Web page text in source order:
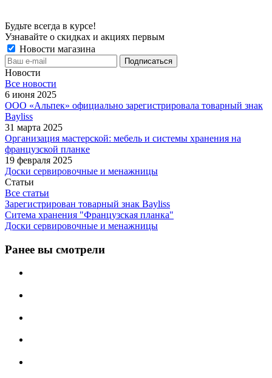
Будьте всегда в курсе!
Узнавайте о скидках и акциях первым
Новости магазина
Новости
Все новости
6 июня 2025
ООО «Альпек» официально зарегистрировала товарный знак
Bayliss
31 марта 2025
Организация мастерской: мебель и системы хранения на
французской планке
19 февраля 2025
Доски сервировочные и менажницы
Статьи
Все статьи
Зарегистрирован товарный знак Bayliss
Ситема хранения "Французская планка"
Доски сервировочные и менажницы
Ранее вы смотрели